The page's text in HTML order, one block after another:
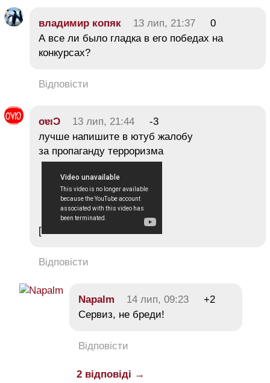
владимир копяк 13 лип, 21:37
0
А все ли было гладка в его победах на
конкурсах?
Відповісти
oɐıƆ 13 лип, 21:44
-3
лучше напишите в ютуб жалобу
за пропаганду терроризма
[
Відповісти
Napalm 14 лип, 09:23
+2
Сервиз, не бреди!
Відповісти
2 відповіді →